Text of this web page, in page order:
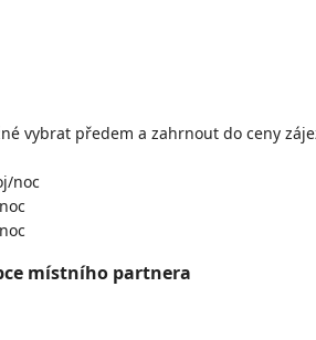
vybrat předem a zahrnout do ceny
noc
místního partnera